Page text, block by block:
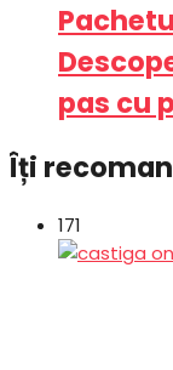
pas cu
Îți
171